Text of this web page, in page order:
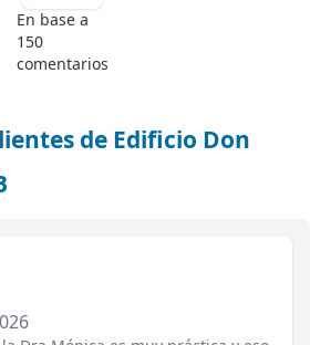
En base a
150
comentarios
de Edificio Don